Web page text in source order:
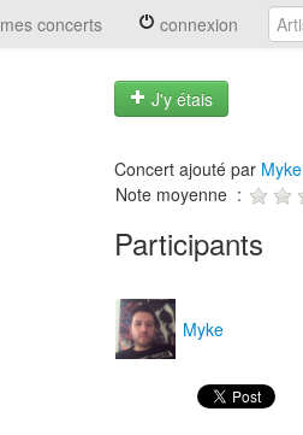
mes concerts connexion
J'y étais
Concert ajouté par Myke
Note moyenne :
Participants
Myke